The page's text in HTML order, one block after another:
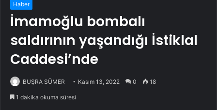
Haber
İmamoğlu bombalı
saldırının yaşandığı İstiklal
Caddesi’nde
BUŞRA SÜMER Kasım 13, 2022 0 18
1 dakika okuma süresi